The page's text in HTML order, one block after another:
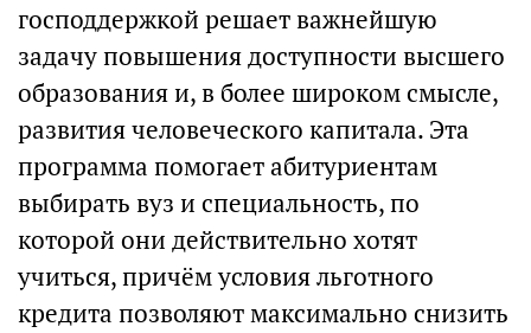
господдержкой решает важнейшую
задачу повышения доступности высшего
образования и, в более широком смысле,
развития человеческого капитала. Эта
программа помогает абитуриентам
выбирать вуз и специальность, по
которой они действительно хотят
учиться, причём условия льготного
кредита позволяют максимально снизить